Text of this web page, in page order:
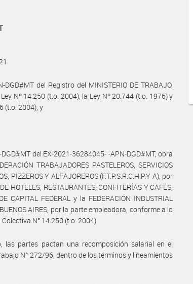
DGD#MT del Registro del MINISTERIO DE TRABAJO,
Ley Nº 14.250 (t.o. 2004), la Ley Nº 20.744 (t.o. 1976) y
(t.o. 2004), y
del EX-2021-36284045- -APN-DGD#MT, obra
TRABAJADORES PASTELEROS, SERVICIOS
PIZZEROS Y ALFAJOREROS (F.T.P.S.R.C.H.P.Y A), por
HOTELES, RESTAURANTES, CONFITERÍAS Y CAFÉS,
CAPITAL FEDERAL y la FEDERACIÓN INDUSTRIAL
AIRES, por la parte empleadora, conforme a lo
N° 14.250 (t.o. 2004).
las partes pactan una recomposición salarial en el
N° 272/96, dentro de los términos y lineamientos